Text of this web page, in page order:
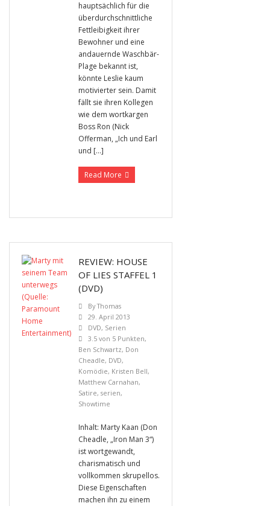
hauptsächlich für die
überdurchschnittliche
Fettleibigkeit ihrer
Bewohner und eine
andauernde Waschbär-
Plage bekannt ist,
könnte Leslie kaum
motivierter sein. Damit
fällt sie ihren Kollegen
wie dem wortkargen
Boss Ron (Nick
Offerman, „Ich und Earl
und […]
Read More
REVIEW: HOUSE
OF LIES STAFFEL 1
(DVD)
ByThomas
29. April 2013
DVD, Serien
3.5 von 5 Punkten,
Ben Schwartz, Don
Cheadle, DVD,
Komödie, Kristen Bell,
Matthew Carnahan,
Satire, serien,
Showtime
Inhalt: Marty Kaan (Don
Cheadle, „Iron Man 3“)
ist wortgewandt,
charismatisch und
vollkommen skrupellos.
Diese Eigenschaften
machen ihn zu einem